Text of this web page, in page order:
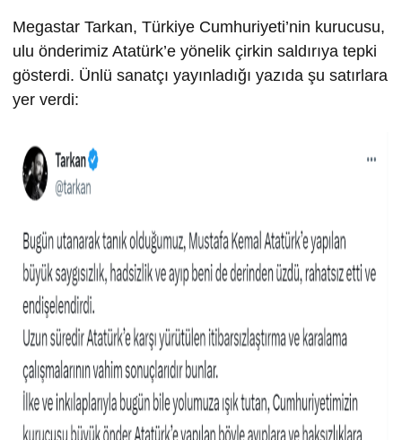
Megastar Tarkan, Türkiye Cumhuriyeti’nin kurucusu,
ulu önderimiz Atatürk’e yönelik çirkin saldırıya tepki
gösterdi. Ünlü sanatçı yayınladığı yazıda şu satırlara
yer verdi: